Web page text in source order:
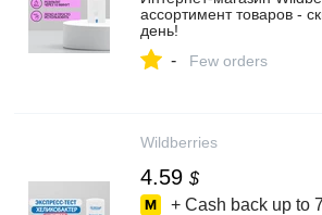
ассортимент товаров -
день!
- Few orders
Wildberries
4.59 $
+ Cash back up to